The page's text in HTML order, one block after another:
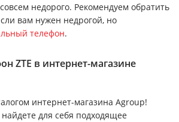
недорого. Рекомендуем обратить
вам нужен недрогой, но
телефон.
ZTE в интернет-магазине
интернет-магазина Agroup!
для себя подходящее